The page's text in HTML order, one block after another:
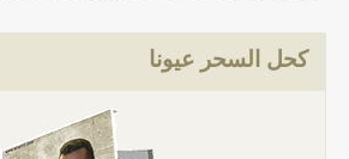
كحل السحر عيونا